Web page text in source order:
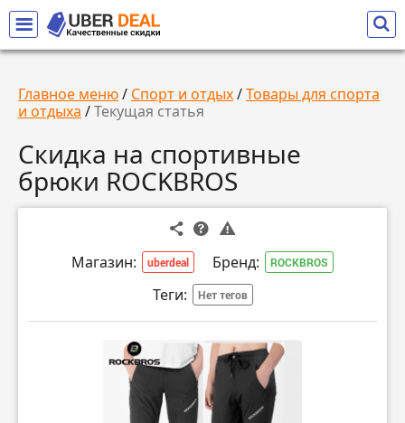
Главное меню/ Спорт и отдых/Товары для спорта
и отдыха /Текущая статья
Скидка на спортивные
брюки ROCKBROS
Магазин: uberdeal Бренд: ROCKBROS
Теги: Нет тегов